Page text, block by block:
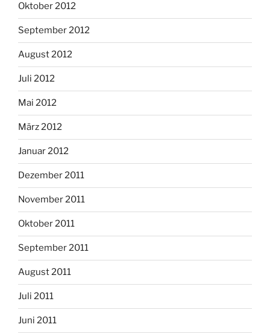
Oktober 2012
September 2012
August 2012
Juli 2012
Mai 2012
März 2012
Januar 2012
Dezember 2011
November 2011
Oktober 2011
September 2011
August 2011
Juli 2011
Juni 2011